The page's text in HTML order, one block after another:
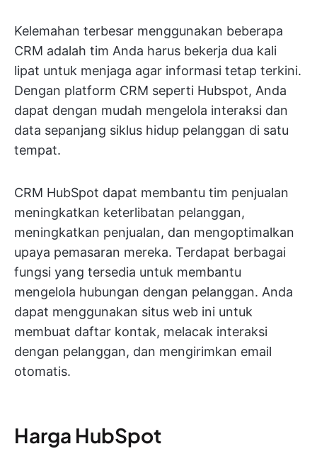
Kelemahan terbesar menggunakan beberapa
CRM adalah tim Anda harus bekerja dua kali
lipat untuk menjaga agar informasi tetap terkini.
Dengan platform CRM seperti Hubspot, Anda
dapat dengan mudah mengelola interaksi dan
data sepanjang siklus hidup pelanggan di satu
tempat.
CRM HubSpot dapat membantu tim penjualan
meningkatkan keterlibatan pelanggan,
meningkatkan penjualan, dan mengoptimalkan
upaya pemasaran mereka. Terdapat berbagai
fungsi yang tersedia untuk membantu
mengelola hubungan dengan pelanggan. Anda
dapat menggunakan situs web ini untuk
membuat daftar kontak, melacak interaksi
dengan pelanggan, dan mengirimkan email
otomatis.
Harga HubSpot